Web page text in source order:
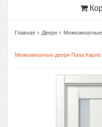
Главная » Двери »
Межкомнатные двери Папа Карло